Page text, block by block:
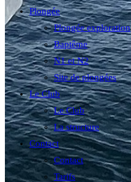
Plongée
Plongée exploration
Baptême
N1 et N2
Site de plongées
Le Club
Le Club
La structure
Contact
Contact
Tarifs